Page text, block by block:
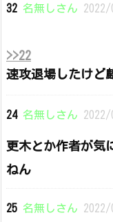
32 名無しさん
>>22
速攻退場したけど
24 名無しさん
更木とか作者が気
ねん
25 名無しさん